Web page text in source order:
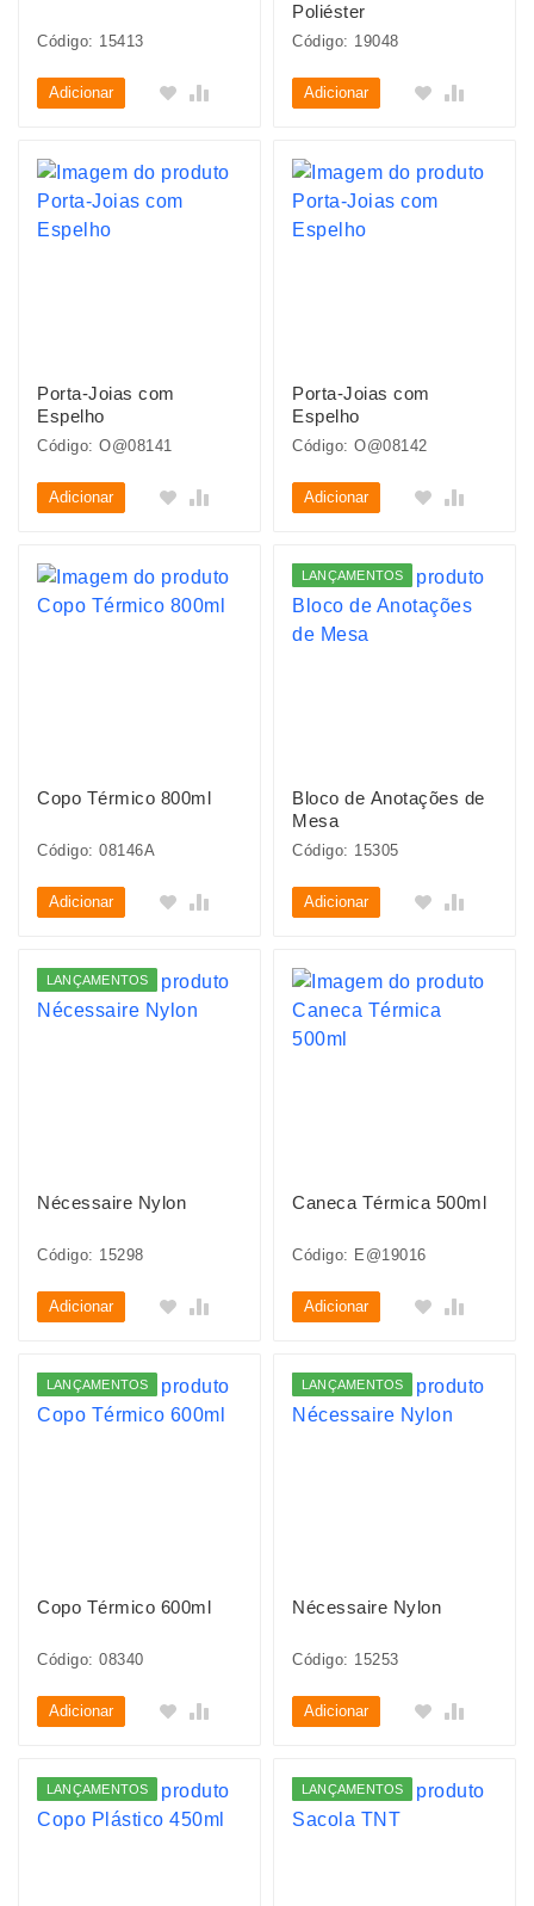
Código: 15413
Adicionar
Poliéster
Código: 19048
Adicionar
Porta-Joias com
Espelho
Código: O@08141
Adicionar
Porta-Joias com
Espelho
Código: O@08142
Adicionar
Copo Térmico 800ml
Código: 08146A
Adicionar
LANÇAMENTOS
Bloco de Anotações de
Mesa
Código: 15305
Adicionar
LANÇAMENTOS
Nécessaire Nylon
Código: 15298
Adicionar
Caneca Térmica 500ml
Código: E@19016
Adicionar
LANÇAMENTOS
Copo Térmico 600ml
Código: 08340
Adicionar
LANÇAMENTOS
Nécessaire Nylon
Código: 15253
Adicionar
LANÇAMENTOS LANÇAMENTOS